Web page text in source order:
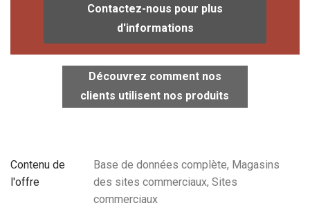
Contactez-nous pour plus
d'informations
Découvrez comment nos
clients utilisent nos produits
Contenu de
l'offre
Base de données complète, Magasins
des sites commerciaux, Sites
commerciaux